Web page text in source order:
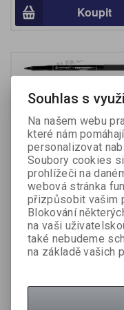
Koupit
50990
Katalogové číslo:
Souhlas s
Na našem webu
které nám
personalizovat
Soubory cookies
prohlížeči na
webová stránka
přizpůsobit vašim
Blokování
na vaši
také nebudeme
na základě vašich